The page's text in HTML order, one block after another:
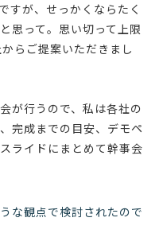
すが、せっかくならたく
思って。思い切って上限
らご提案いただきまし
が行うので、私は各社の
完成までの目安、デモペ
ライドにまとめて幹事会
な観点で検討されたので